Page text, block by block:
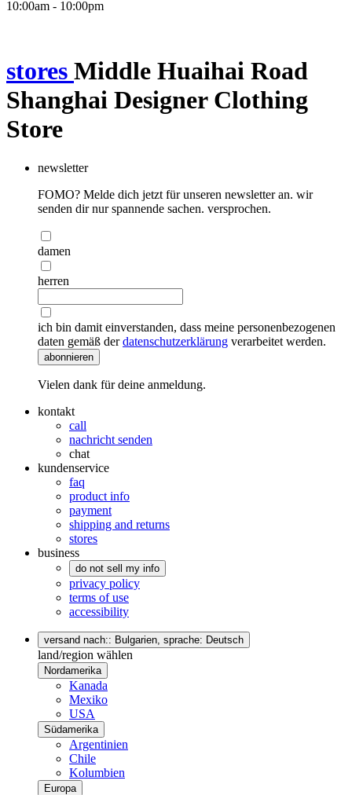
10:00am - 10:00pm
stores Middle Huaihai Road
Shanghai Designer Clothing
Store
newsletter
FOMO? Melde dich jetzt für unseren newsletter an. wir
senden dir nur spannende sachen. versprochen.
damen
herren
ich bin damit einverstanden, dass meine personenbezogenen
daten gemäß derdatenschutzerklärung verarbeitet werden.
abonnieren
Vielen dank für deine anmeldung.
kontakt
call
nachricht senden
chat
kundenservice
faq
product info
payment
shipping and returns
stores
business
do not sell my info
privacy policy
terms of use
accessibility
versand nach:: Bulgarien, sprache: Deutsch
land/region wählen
Nordamerika
Kanada
Mexiko
USA
Südamerika
Argentinien
Chile
Kolumbien
Europa